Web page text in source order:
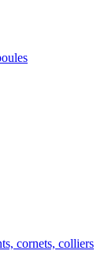
cornets, colliers